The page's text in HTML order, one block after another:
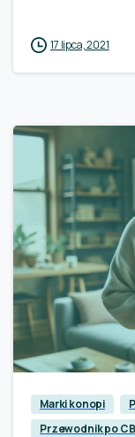
17 lipca, 2021
Marki konopi
Przewodnik po